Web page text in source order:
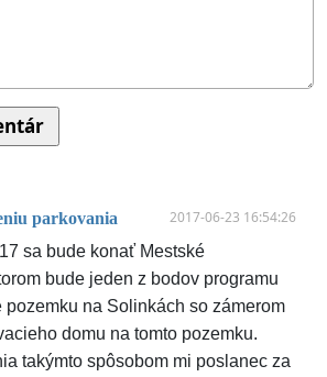
parkovania
2017-06-23 16:54:26
sa bude konať Mestské
bude jeden z bodov programu
pozemku na Solinkách so zámerom
domu na tomto pozemku.
takýmto spôsobom mi poslanec za